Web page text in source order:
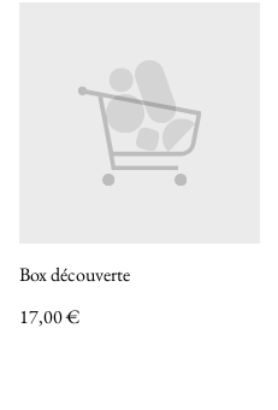
Box découverte
17,00 €